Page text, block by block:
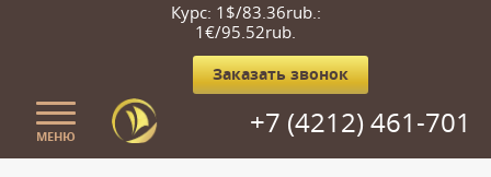
Курс: 1$/83.36rub.:
1€/95.52rub.
Заказать звонок
МЕНЮ +7 (4212) 461-701